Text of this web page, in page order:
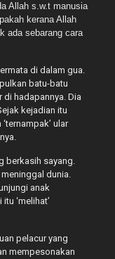
Allah s.w.t manusia
kerana Allah
ada sebarang cara
di dalam gua.
batu-batu
hadapannya. Dia
kejadian itu
ular
berkasih sayang.
dunia.
anak
‘melihat’
pelacur yang
mempesonakan